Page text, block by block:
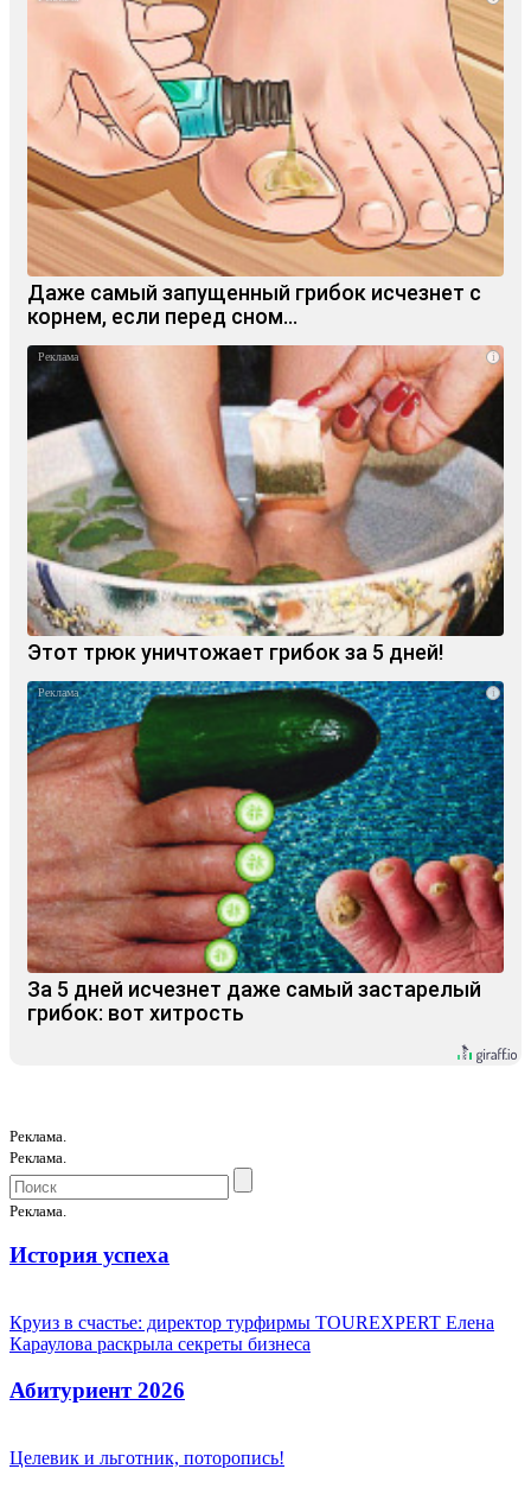
Даже самый запущенный грибок исчезнет с
корнем, если перед сном…
i
Этот трюк уничтожает грибок за 5 дней!
i
За 5 дней исчезнет даже самый застарелый
грибок: вот хитрость
Реклама.
Реклама.
Реклама.
История успеха
Круиз в счастье: директор турфирмы TOUREXPERT Елена
Караулова раскрыла секреты бизнеса
Абитуриент 2026
Целевик и льготник, поторопись!